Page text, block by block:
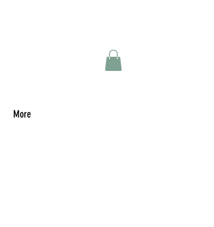
More